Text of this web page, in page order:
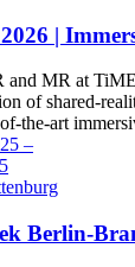
|
and MR at
of shared-
the-art
–
Berlin-